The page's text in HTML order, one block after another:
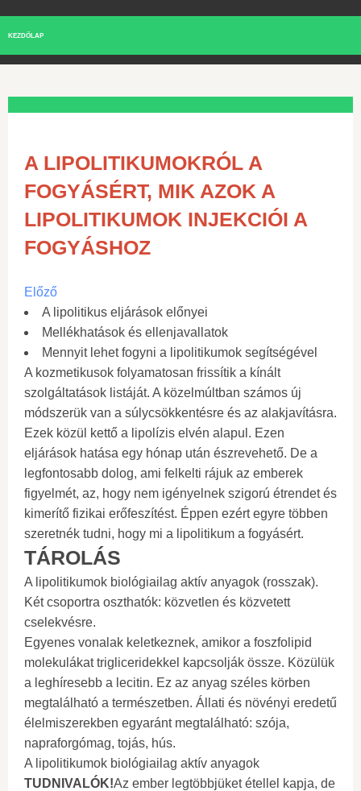
KEZDŐLAP
A LIPOLITIKUMOKRÓL A
FOGYÁSÉRT, MIK AZOK A
LIPOLITIKUMOK INJEKCIÓI A
FOGYÁSHOZ
Előző
A lipolitikus eljárások előnyei
Mellékhatások és ellenjavallatok
Mennyit lehet fogyni a lipolitikumok segítségével
A kozmetikusok folyamatosan frissítik a kínált
szolgáltatások listáját. A közelmúltban számos új
módszerük van a súlycsökkentésre és az alakjavításra.
Ezek közül kettő a lipolízis elvén alapul. Ezen
eljárások hatása egy hónap után észrevehető. De a
legfontosabb dolog, ami felkelti rájuk az emberek
figyelmét, az, hogy nem igényelnek szigorú étrendet és
kimerítő fizikai erőfeszítést. Éppen ezért egyre többen
szeretnék tudni, hogy mi a lipolitikum a fogyásért.
TÁROLÁS
A lipolitikumok biológiailag aktív anyagok (rosszak).
Két csoportra oszthatók: közvetlen és közvetett
cselekvésre.
Egyenes vonalak keletkeznek, amikor a foszfolipid
molekulákat trigliceridekkel kapcsolják össze. Közülük
a leghíresebb a lecitin. Ez az anyag széles körben
megtalálható a természetben. Állati és növényi eredetű
élelmiszerekben egyaránt megtalálható: szója,
napraforgómag, tojás, hús.
A lipolitikumok biológiailag aktív anyagok
TUDNIVALÓK!Az ember legtöbbjüket étellel kapja, de